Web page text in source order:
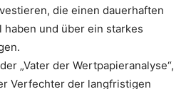
die einen dauerhaften
und über ein starkes
„Vater der Wertpapieranalyse“,
Verfechter der langfristigen